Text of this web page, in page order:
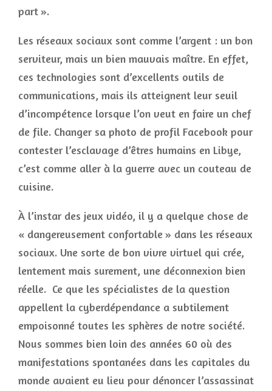
part ».
Les réseaux sociaux sont comme l’argent : un bon
serviteur, mais un bien mauvais maître. En effet,
ces technologies sont d’excellents outils de
communications, mais ils atteignent leur seuil
d’incompétence lorsque l’on veut en faire un chef
de file. Changer sa photo de profil Facebook pour
contester l’esclavage d’êtres humains en Libye,
c’est comme aller à la guerre avec un couteau de
cuisine.
À l’instar des jeux vidéo, il y a quelque chose de
« dangereusement confortable » dans les réseaux
sociaux. Une sorte de bon vivre virtuel qui crée,
lentement mais surement, une déconnexion bien
réelle. Ce que les spécialistes de la question
appellent la cyberdépendance a subtilement
empoisonné toutes les sphères de notre société.
Nous sommes bien loin des années 60 où des
manifestations spontanées dans les capitales du
monde avaient eu lieu pour dénoncer l’assassinat